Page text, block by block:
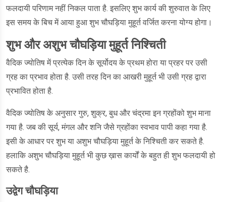
फलदायी परिणाम नहीं निकल पाता है. इसलिए शुभ कार्य की शुरुवात के लिए
इस समय के बिच में आया हुआ शुभ चौघड़िया मुहूर्त वर्जित करना योग्य होगा।
शुभ और अशुभ चौघड़िया मुहूर्त निश्चिती
वैदिक ज्योतिष में प्रत्येक दिन के सूर्योदय के प्रथम होरा या प्रहर पर उसी
ग्रह का प्रभाव होता है. उसी तरह दिन का आखरी मुहूर्त भी उसी ग्रह द्वारा
प्रभावित होता है.
वैदिक ज्योतिष के अनुसार गुरु, शुक्र, बुध और चंद्रमा इन ग्रहोंको शुभ माना
गया है. जब की सूर्य, मंगल और शनि जैसे ग्रहोंका स्वभाव पापी कहा गया है.
इसी के आधार पर शुभ या अशुभ चौघड़िया मुहूर्त के निश्चिती कर सकते है.
हलाकि अशुभ चौघड़िया मुहूर्त भी कुछ ख़ास कार्यों के बहुत ही शुभ फलदायी हो
सकते है.
उद्वेग चौघड़िया